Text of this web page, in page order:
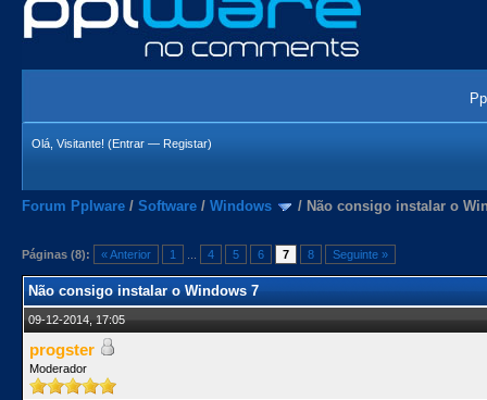
Olá, Visitante! (Entrar — Registar)
Forum Pplware / Software / Windows / Não consigo instalar o
Páginas (8): « Anterior 1 4 5 6 7 8 Seguinte »
Não consigo instalar o Windows 7
09-12-2014, 17:05
progster
Moderador